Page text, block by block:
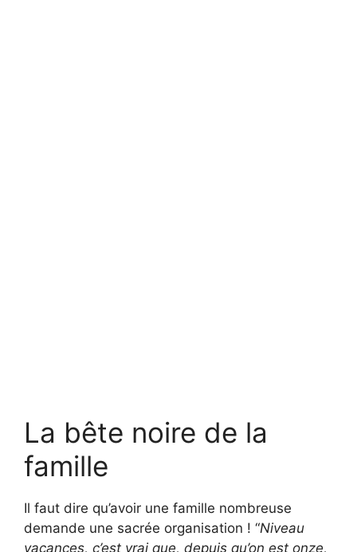
La bête noire de la
famille
Il faut dire qu’avoir une famille nombreuse
demande une sacrée organisation ! “Niveau
vacances, c’est vrai que, depuis qu’on est onze,